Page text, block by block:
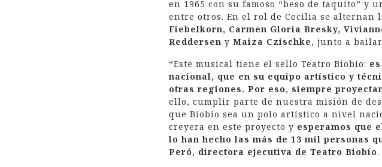
en 1965 con su famoso “beso de taquito” y
entre otros. En el rol de Cecilia se alternan
Fiebelkorn, Carmen Gloria Bresky,
Reddersen y Maiza Czischke, junto a
“Este musical tiene el sello Teatro Biobío:
nacional, que en su equipo artístico y
otras regiones. Por eso, siempre
ello, cumplir parte de nuestra misión de
que Biobío sea un polo artístico a nivel
creyera en este proyecto y esperamos que
lo han hecho las más de 13 mil personas
Peró, directora ejecutiva de Teatro Biobío.